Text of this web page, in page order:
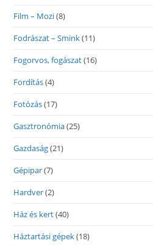
Film – Mozi(8)
Fodrászat – Smink(11)
Fogorvos, fogászat(16)
Fordítás(4)
Fotózás(17)
Gasztronómia(25)
Gazdaság(21)
Gépipar(7)
Hardver(2)
Ház és kert(40)
Háztartási gépek(18)